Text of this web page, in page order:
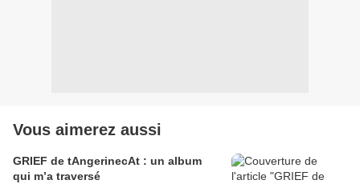
Vous aimerez aussi
GRIEF de tAngerinecAt : un album
qui m’a traversé